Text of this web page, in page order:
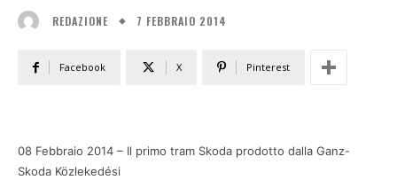
REDAZIONE 7 FEBBRAIO 2014
Facebook X Pinterest
08 Febbraio 2014 – Il primo tram Skoda prodotto dalla Ganz-
Skoda Közlekedési